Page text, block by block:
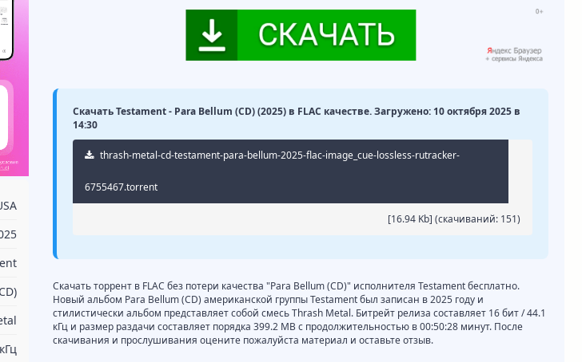
Скачать Testament - Para Bellum (CD) (2025) в FLAC качестве. Загружено: 10 октября 2025 в
14:30
thrash-metal-cd-testament-para-bellum-2025-flac-image_cue-lossless-rutracker-
6755467.torrent
[16.94 Kb] (cкачиваний: 151)
Скачать торрент в FLAC без потери качества "Para Bellum (CD)" исполнителя Testament бесплатно.
Новый альбом Para Bellum (CD) американской группы Testament был записан в 2025 году и
стилистически альбом представляет собой смесь Thrash Metal. Битрейт релиза составляет 16 бит / 44.1
кГц и размер раздачи составляет порядка 399.2 MB с продолжительностью в 00:50:28 минут. После
скачивания и прослушивания оцените пожалуйста материал и оставьте отзыв.